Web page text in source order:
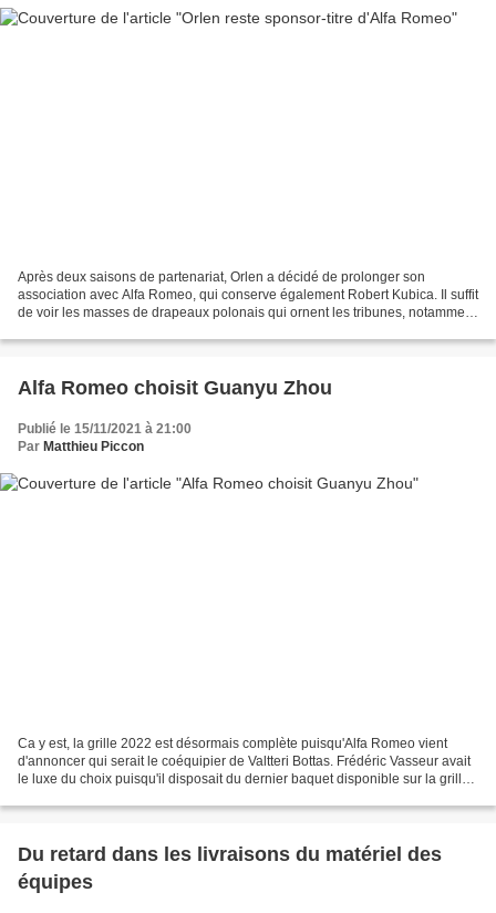
Après deux saisons de partenariat, Orlen a décidé de prolonger son
association avec Alfa Romeo, qui conserve également Robert Kubica. Il suffit
de voir les masses de drapeaux polonais qui ornent les tribunes, notamment
Alfa Romeo choisit Guanyu Zhou
Publié le 15/11/2021 à 21:00
Par Matthieu Piccon
Ca y est, la grille 2022 est désormais complète puisqu'Alfa Romeo vient
d'annoncer qui serait le coéquipier de Valtteri Bottas. Frédéric Vasseur avait
le luxe du choix puisqu'il disposait du dernier baquet disponible sur la grille.
Du retard dans les livraisons du matériel des
équipes